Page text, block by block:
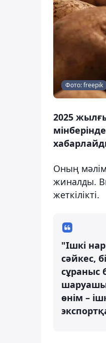
Фото: freepik
2025
Оның
жиналды.
жеткілікті.
"Ішкі
сәйкес,
сұраныс
өнім –